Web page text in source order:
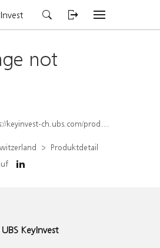
not
ch.ubs.com/produkt/detail/index/isin/CH1570500756
Produktdetail
KeyInvest